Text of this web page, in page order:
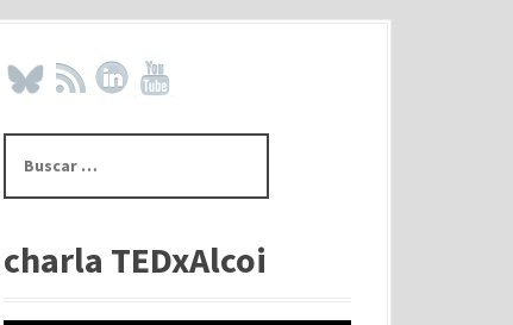
s
rcharla TEDxAlcoi